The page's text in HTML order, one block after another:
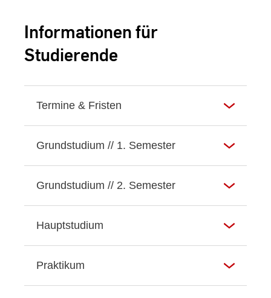
Informationen für
Studierende
Termine & Fristen
Grundstudium // 1. Semester
Grundstudium // 2. Semester
Hauptstudium
Praktikum